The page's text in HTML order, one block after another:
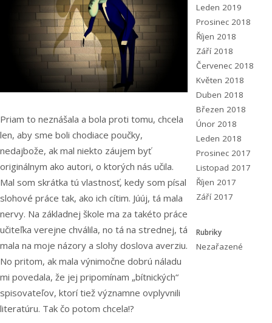
Priam to neznášala a bola proti tomu, chcela
len, aby sme boli chodiace poučky,
nedajbože, ak mal niekto záujem byť
originálnym ako autori, o ktorých nás učila.
Mal som skrátka tú vlastnosť, kedy som písal
slohové práce tak, ako ich cítim. Júúj, tá mala
nervy. Na základnej škole ma za takéto práce
učiteľka verejne chválila, no tá na strednej, tá
mala na moje názory a slohy doslova averziu.
No pritom, ak mala výnimočne dobrú náladu
mi povedala, že jej pripomínam „bítnických“
spisovateľov, ktorí tiež významne ovplyvnili
literatúru. Tak čo potom chcela!?
Leden 2019
Prosinec 2018
Říjen 2018
Září 2018
Červenec 2018
Květen 2018
Duben 2018
Březen 2018
Únor 2018
Leden 2018
Prosinec 2017
Listopad 2017
Říjen 2017
Září 2017
Rubriky
Nezařazené